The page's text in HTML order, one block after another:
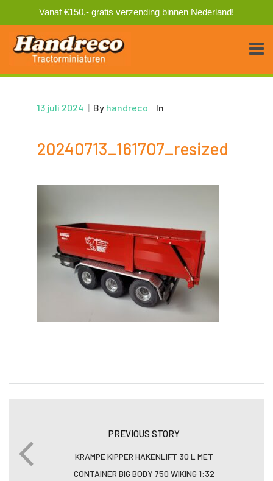
Vanaf €150,- gratis verzending binnen Nederland!
13 juli 2024 | By handreco In
20240713_161707_resized
PREVIOUS STORY
KRAMPE KIPPER HAKENLIFT 30 L MET
CONTAINER BIG BODY 750 WIKING 1:32